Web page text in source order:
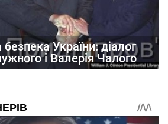
України: діалог
і Валерія Чалого